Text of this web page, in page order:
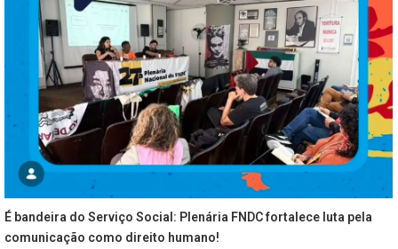
É bandeira do Serviço Social: Plenária FNDC fortalece luta pela
comunicação como direito humano!